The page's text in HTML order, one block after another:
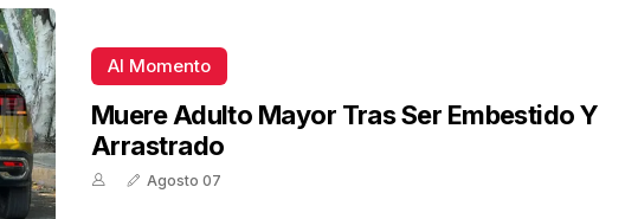
Al Momento
Muere Adulto Mayor Tras Ser Embestido Y
Arrastrado
Agosto 07